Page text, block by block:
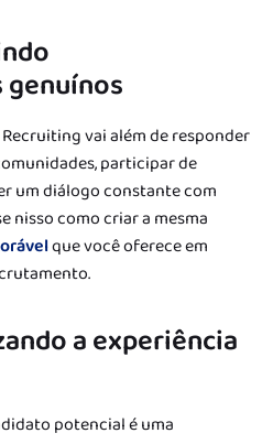
vai além de responder
participar de
um diálogo constante com
nisso como criar a mesma
que você oferece em
a experiência
potencial é uma